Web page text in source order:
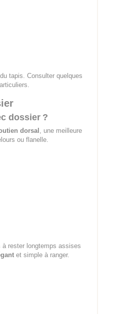
du tapis. Consulter quelques
dossier ?
dorsal
, une meilleure
ou flanelle.
rester longtemps assises
et simple à ranger.